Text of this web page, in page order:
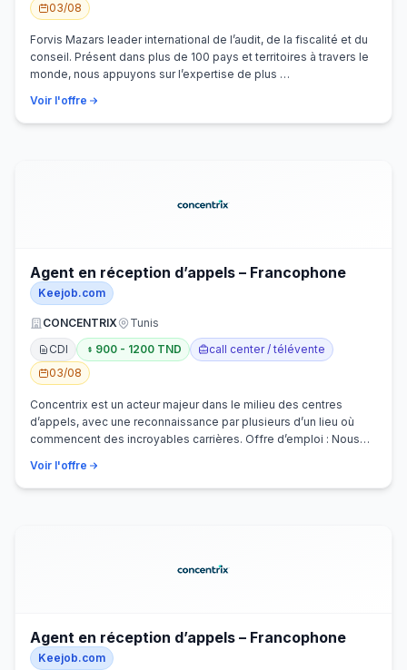
03/08
Forvis Mazars leader international de l’audit, de la fiscalité et du
conseil. Présent dans plus de 100 pays et territoires à travers le
monde, nous appuyons sur l’expertise de plus …
Voir l'offre
Agent en réception d’appels – Francophone
Keejob.com
CONCENTRIX
Tunis
CDI
900 - 1200 TND
call center / télévente
03/08
Concentrix est un acteur majeur dans le milieu des centres
d’appels, avec une reconnaissance par plusieurs d’un lieu où
commencent des incroyables carrières. Offre d’emploi : Nous
Voir l'offre
Agent en réception d’appels – Francophone
Keejob.com